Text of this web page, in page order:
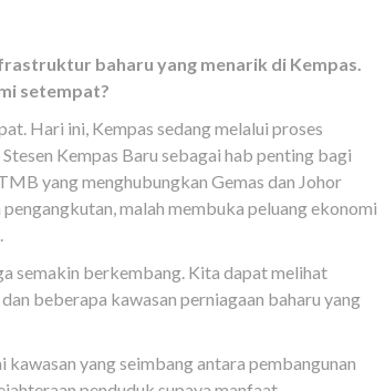
baharu yang menarik di Kempas.
setempat?
Hari ini, Kempas sedang melalui proses
Kempas Baru sebagai hab penting bagi
yang menghubungkan Gemas dan Johor
malah membuka peluang ekonomi
semakin berkembang. Kita dapat melihat
beberapa kawasan perniagaan baharu yang
yang seimbang antara pembangunan